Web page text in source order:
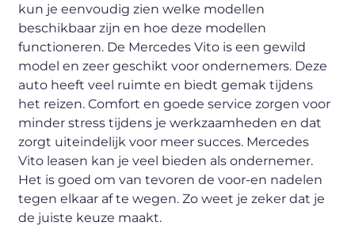
kun je eenvoudig zien welke modellen
beschikbaar zijn en hoe deze modellen
functioneren. De Mercedes Vito is een gewild
model en zeer geschikt voor ondernemers. Deze
auto heeft veel ruimte en biedt gemak tijdens
het reizen. Comfort en goede service zorgen voor
minder stress tijdens je werkzaamheden en dat
zorgt uiteindelijk voor meer succes. Mercedes
Vito leasen kan je veel bieden als ondernemer.
Het is goed om van tevoren de voor-en nadelen
tegen elkaar af te wegen. Zo weet je zeker dat je
de juiste keuze maakt.